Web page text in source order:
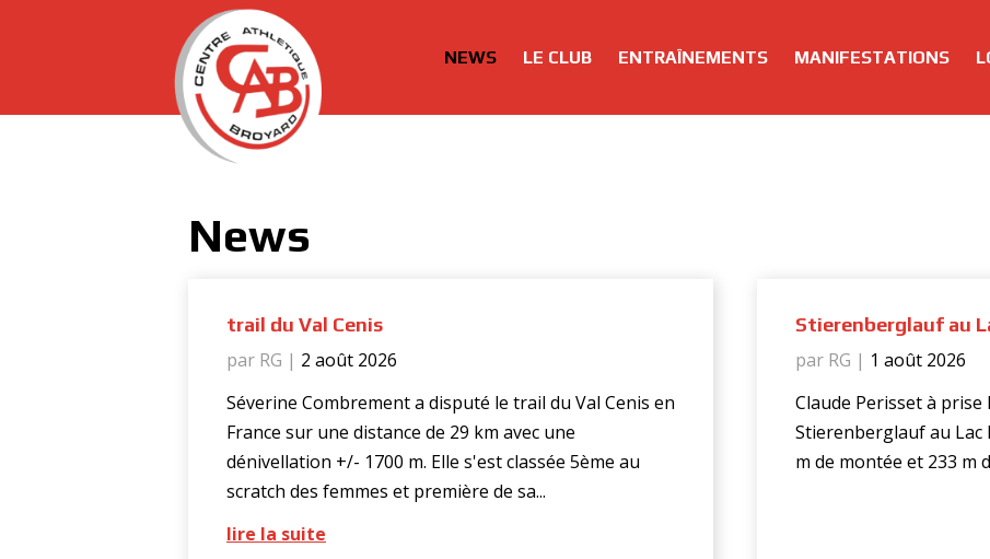
NEWS LE CLUB ENTRAÎNEMENTS MANIFESTATIONS
News
trail du Val Cenis
par RG | 2 août 2026
Séverine Combrement a disputé le trail du Val Cenis en
France sur une distance de 29 km avec une
dénivellation +/- 1700 m. Elle s'est classée 5ème au
scratch des femmes et première de sa...
lire la suite
Stierenberglauf au
par RG | 1 août 2026
Claude Perisset à prise
Stierenberglauf au Lac
m de montée et 233 m